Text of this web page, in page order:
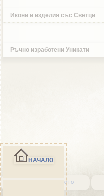
Икони и изделия със Светци
Ръчно изработени Уникати
върни се в началото
НАЧАЛО